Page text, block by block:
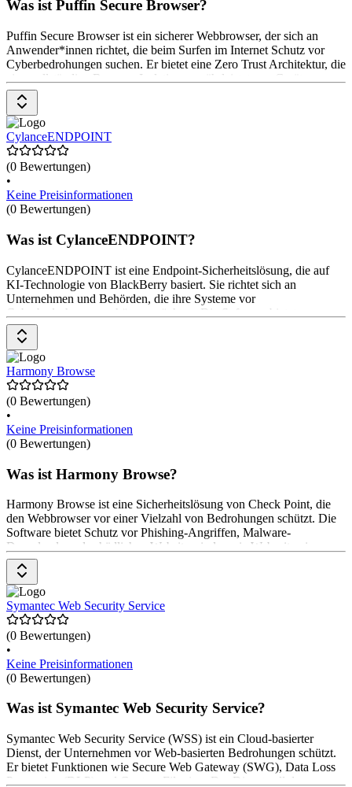
Was ist Puffin Secure Browser?
Puffin Secure Browser ist ein sicherer Webbrowser, der sich an
Anwender*innen richtet, die beim Surfen im Internet Schutz vor
Cyberbedrohungen suchen. Er bietet eine Zero Trust Architektur, die
eine vollständige Browser-Isolation gewährleistet, um Geräte vor
Angriffen zu schützen. Die intuitive Benutzeroberfläche ermöglicht
eine effiziente Nutzung. Preise beginnen bei $ 10 pro Monat.
CylanceENDPOINT
(0 Bewertungen)
•
Keine Preisinformationen
(0 Bewertungen)
Was ist CylanceENDPOINT?
CylanceENDPOINT ist eine Endpoint-Sicherheitslösung, die auf
KI-Technologie von BlackBerry basiert. Sie richtet sich an
Unternehmen und Behörden, die ihre Systeme vor
Cyberbedrohungen schützen möchten. Die Software bietet
Funktionen wie Malware-Schutz, Erkennung von Zero-Day-
Bedrohungen und ressourcenschonende Leistung. Sie ermöglicht
eine zentrale Verwaltung und unterstützt verschiedene
Betriebssysteme. Preise sind auf Anfrage erhältlich.
Harmony Browse
(0 Bewertungen)
•
Keine Preisinformationen
(0 Bewertungen)
Was ist Harmony Browse?
Harmony Browse ist eine Sicherheitslösung von Check Point, die
den Webbrowser vor einer Vielzahl von Bedrohungen schützt. Die
Software bietet Schutz vor Phishing-Angriffen, Malware-
Downloads und schädlichen Websites, indem sie Webseiten in
Echtzeit inspiziert. Sie soll die Sicherheit von Endbenutzer*innen
beim Surfen im Internet erhöhen, ohne die Leistung zu
beeinträchtigen. Die Preise gibt es auf Anfrage beim Anbieter.
Symantec Web Security Service
(0 Bewertungen)
•
Keine Preisinformationen
(0 Bewertungen)
Was ist Symantec Web Security Service?
Symantec Web Security Service (WSS) ist ein Cloud-basierter
Dienst, der Unternehmen vor Web-basierten Bedrohungen schützt.
Er bietet Funktionen wie Secure Web Gateway (SWG), Data Loss
Prevention (DLP) und Content Filtering. Der Dienst soll den